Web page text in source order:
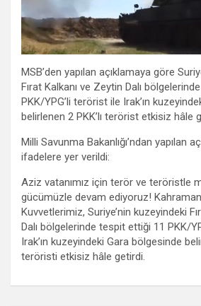
MSB’den yapılan açıklamaya göre
Fırat Kalkanı ve Zeytin Dalı
PKK/YPG’li terörist ile Irak’ın
belirlenen 2 PKK’lı terörist etkisiz hâle
Milli Savunma Bakanlığı’ndan yapılan
ifadelere yer verildi:
Aziz vatanımız için terör ve teröristle
gücümüzle devam ediyoruz! Kahraman
Kuvvetlerimiz, Suriye’nin kuzeyindeki
Dalı bölgelerinde tespit ettiği 11 PKK/
Irak’ın kuzeyindeki Gara bölgesinde
teröristi etkisiz hâle getirdi.